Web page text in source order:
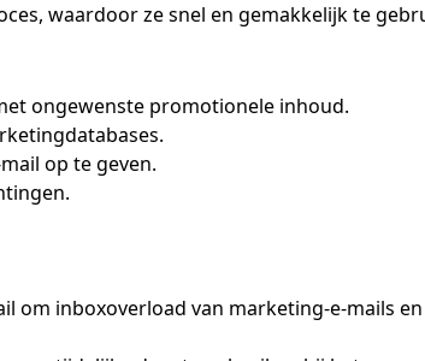
waardoor ze snel en gemakkelijk te
ongewenste promotionele inhoud.
op te geven.
om inboxoverload van marketing-e-mails